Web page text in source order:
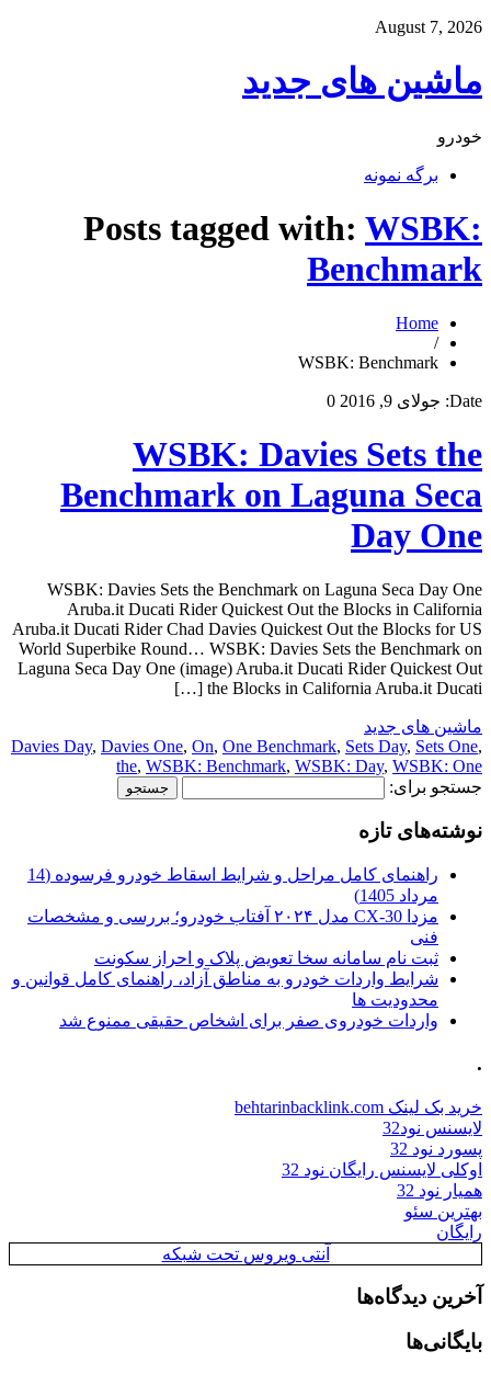
August 7, 2026
ماشین های جدید
خودرو
برگه نمونه
Posts tagged with: WSBK:
Benchmark
Home
/
WSBK: Benchmark
Date: جولای 9, 2016 0
WSBK: Davies Sets the
Benchmark on Laguna Seca
Day One
WSBK: Davies Sets the Benchmark on Laguna Seca Day One
Aruba.it Ducati Rider Quickest Out the Blocks in California
Aruba.it Ducati Rider Chad Davies Quickest Out the Blocks for US
World Superbike Round… WSBK: Davies Sets the Benchmark on
Laguna Seca Day One (image) Aruba.it Ducati Rider Quickest Out
the Blocks in California Aruba.it Ducati […]
ماشین های جدید
Davies Day, Davies One, On, One Benchmark, Sets Day, Sets One,
the, WSBK: Benchmark, WSBK: Day, WSBK: One
جستجو برای:
نوشته‌های تازه
راهنمای کامل مراحل و شرایط اسقاط خودرو فرسوده (14
مرداد 1405)
مزدا CX-30 مدل ۲۰۲۴ آفتاب خودرو؛ بررسی و مشخصات
فنی
ثبت نام سامانه سخا تعویض پلاک و احراز سکونت
شرایط واردات خودرو به مناطق آزاد، راهنمای کامل قوانین و
محدودیت ها
واردات خودروی صفر برای اشخاص حقیقی ممنوع شد
.
خرید بک لینک behtarinbacklink.com
لایسنس نود32
پسورد نود 32
اوکلی لایسنس رایگان نود 32
همیار نود 32
بهترین سئو
رایگان
آنتی ویروس تحت شبکه
آخرین دیدگاه‌ها
بایگانی‌ها